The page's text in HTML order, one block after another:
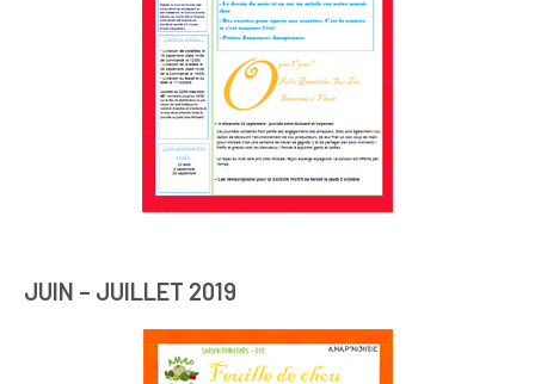
JUIN – JUILLET 2019